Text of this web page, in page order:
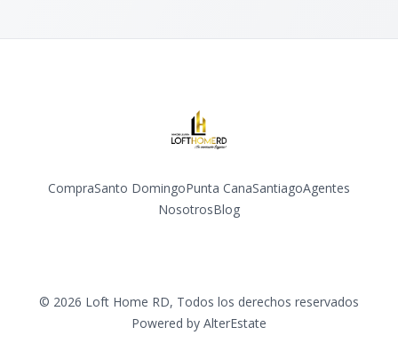
CompraSanto DomingoPunta CanaSantiagoAgentes
NosotrosBlog
© 2026 Loft Home RD, Todos los derechos reservados
Powered by AlterEstate